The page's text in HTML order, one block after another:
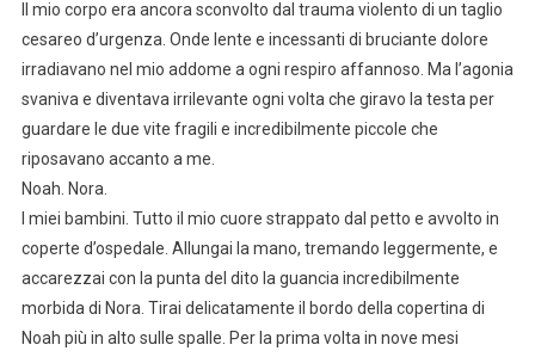
Il mio corpo era ancora sconvolto dal trauma violento di un taglio
cesareo d’urgenza. Onde lente e incessanti di bruciante dolore
irradiavano nel mio addome a ogni respiro affannoso. Ma l’agonia
svaniva e diventava irrilevante ogni volta che giravo la testa per
guardare le due vite fragili e incredibilmente piccole che
riposavano accanto a me.
Noah. Nora.
I miei bambini. Tutto il mio cuore strappato dal petto e avvolto in
coperte d’ospedale. Allungai la mano, tremando leggermente, e
accarezzai con la punta del dito la guancia incredibilmente
morbida di Nora. Tirai delicatamente il bordo della copertina di
Noah più in alto sulle spalle. Per la prima volta in nove mesi